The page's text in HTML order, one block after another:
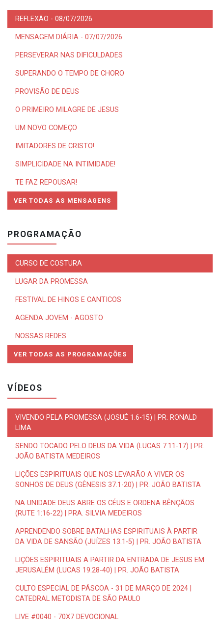
REFLEXÃO - 08/07/2026
MENSAGEM DIÁRIA - 07/07/2026
PERSEVERAR NAS DIFICULDADES
SUPERANDO O TEMPO DE CHORO
PROVISÃO DE DEUS
O PRIMEIRO MILAGRE DE JESUS
UM NOVO COMEÇO
IMITADORES DE CRISTO!
SIMPLICIDADE NA INTIMIDADE!
TE FAZ REPOUSAR!
VER TODAS AS MENSAGENS
PROGRAMAÇÃO
CURSO DE COSTURA
LUGAR DA PROMESSA
FESTIVAL DE HINOS E CANTICOS
AGENDA JOVEM - AGOSTO
NOSSAS REDES
VER TODAS AS PROGRAMAÇÕES
VÍDEOS
VIVENDO PELA PROMESSA (JOSUÉ 1.6-15) | PR. RONALD
LIMA
SENDO TOCADO PELO DEUS DA VIDA (LUCAS 7.11-17) | PR.
JOÃO BATISTA MEDEIROS
LIÇÕES ESPIRITUAIS QUE NOS LEVARÃO A VIVER OS
SONHOS DE DEUS (GÊNESIS 37.1-20) | PR. JOÃO BATISTA
NA UNIDADE DEUS ABRE OS CÉUS E ORDENA BÊNÇÃOS
(RUTE 1:16-22) | PRA. SILVIA MEDEIROS
APRENDENDO SOBRE BATALHAS ESPIRITUAIS À PARTIR
DA VIDA DE SANSÃO (JUÍZES 13.1-5) | PR. JOÃO BATISTA
LIÇÕES ESPIRITUAIS A PARTIR DA ENTRADA DE JESUS EM
JERUSALÉM (LUCAS 19.28-40) | PR. JOÃO BATISTA
CULTO ESPECIAL DE PÁSCOA - 31 DE MARÇO DE 2024 |
CATEDRAL METODISTA DE SÃO PAULO
LIVE #0040 - 70X7 DEVOCIONAL